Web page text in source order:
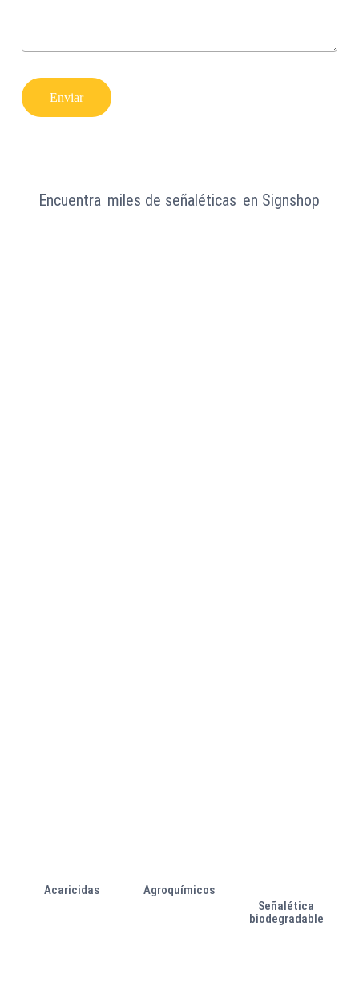
Encuentra miles de señaléticas en Signshop
Acaricidas
Agroquímicos
Señalética
biodegradable